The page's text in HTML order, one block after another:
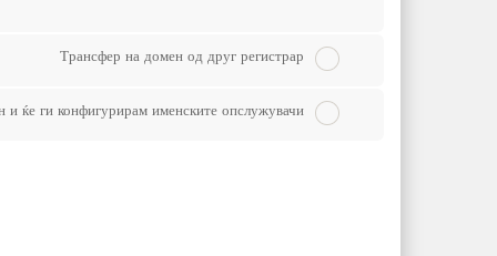
Трансфер на домен од друг регистрар
и ќе ги конфигурирам именските опслужувачи